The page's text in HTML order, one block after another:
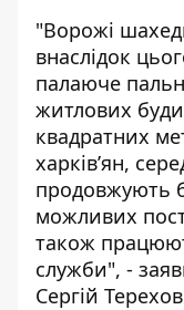
"Ворожі
внаслідок
палаюче
житлових
квадратних
харківʼян,
продовжують
можливих
також
служби", -
Сергій